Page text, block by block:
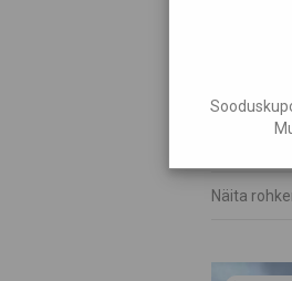
Näita